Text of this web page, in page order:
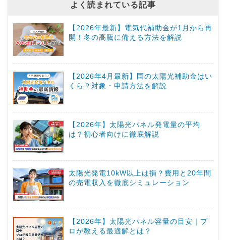
よく読まれている記事
【2026年最新】電気代補助金が1月から再
開！冬の高騰に備える方法を解説
【2026年4月最新】国の太陽光補助金はい
くら？対象・申請方法を解説
【2026年】太陽光パネル発電量の平均
は？初心者向けに徹底解説
太陽光発電10kW以上は損？費用と20年間
の売電収入を徹底シミュレーション
【2026年】太陽光パネル容量の目安｜プ
ロが教える最適解とは？